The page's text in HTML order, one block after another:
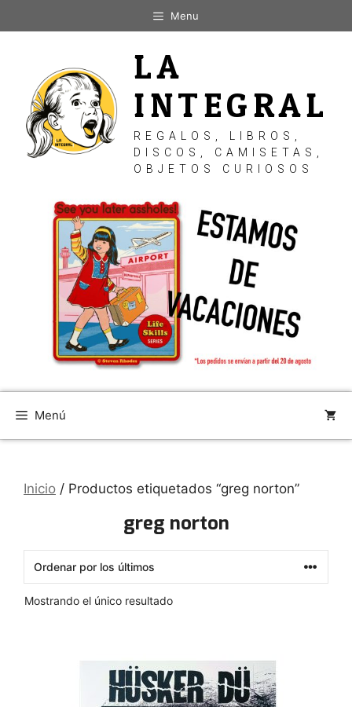
al
Menu
LA
INTEGRAL
REGALOS, LIBROS,
DISCOS, CAMISETAS,
OBJETOS CURIOSOS
Menú
Inicio / Productos etiquetados “greg norton”
greg norton
Mostrando el único resultado